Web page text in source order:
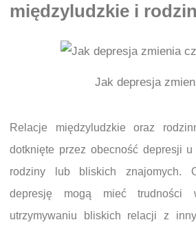
międzyludzkie i
Jak depresja
Relacje międzyludzkie oraz
dotknięte przez obecność depresji
rodziny lub bliskich znajomych.
depresję mogą mieć trudności
utrzymywaniu bliskich relacji z